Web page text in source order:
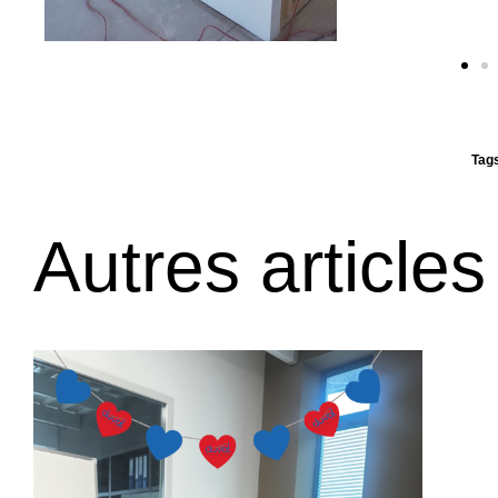
Autres articles